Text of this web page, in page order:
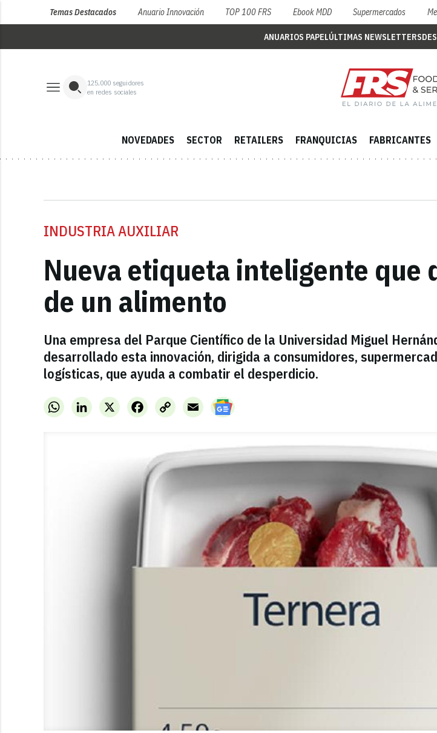
Temas Destacados Anuario Innovación TOP 100 FRS Ebook MDD Supermercados
ANUARIOS PAPELÚLTIMAS NEWSLETTERS
125,000 seguidores
en redes sociales
NOVEDADES SECTOR RETAILERS FRANQUICIAS FABRICANTES
INDUSTRIA AUXILIAR
Nueva etiqueta inteligente que
de un alimento
Una empresa del Parque Científico de la Universidad Miguel
desarrollado esta innovación, dirigida a consumidores,
logísticas, que ayuda a combatir el desperdicio.
WhatsAppLinkedInX FacebookCopy
Link
Email